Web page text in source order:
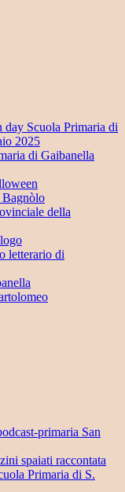
Scuola Primaria di
2025
di Gaibanella
della
letterario di
primaria San
spaiati raccontata
Primaria di S.